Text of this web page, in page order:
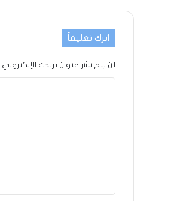
اترك تعليقاً
لن يتم نشر عنوان بريدك الإلكتروني.